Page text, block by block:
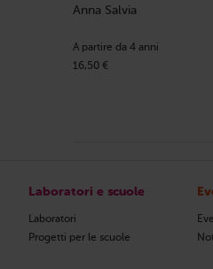
Anna Salvia
A partire da 4 anni
16,50 €
Laboratori e scuole
Laboratori
Progetti per le scuole